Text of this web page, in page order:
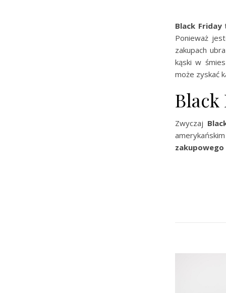
Black Friday
Ponieważ
zakupach
kąski w
może zyskać
Black
Zwyczaj